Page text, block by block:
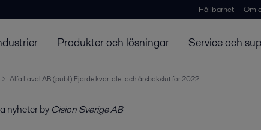
Hållbarhet Om
Produkter och lösningar Service och
Alfa Laval AB (publ) Fjärde kvartalet och årsbokslut för 2022
nyheterby Cision Sverige AB